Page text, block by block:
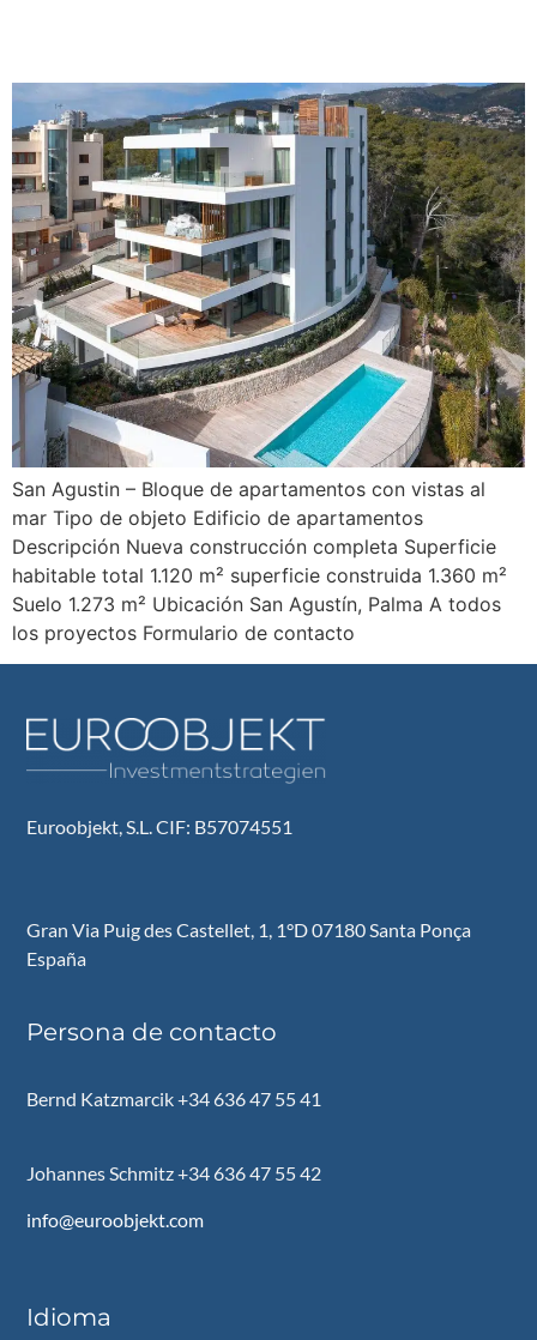
San Agustin – Bloque de apartamentos con vistas al
mar Tipo de objeto Edificio de apartamentos
Descripción Nueva construcción completa Superficie
habitable total 1.120 m² superficie construida 1.360 m²
Suelo 1.273 m² Ubicación San Agustín, Palma A todos
los proyectos Formulario de contacto
Euroobjekt, S.L. CIF: B57074551
Gran Via Puig des Castellet, 1, 1°D 07180 Santa Ponça
España
Persona de contacto
Bernd Katzmarcik +34 636 47 55 41
Johannes Schmitz +34 636 47 55 42
info@euroobjekt.com
Idioma